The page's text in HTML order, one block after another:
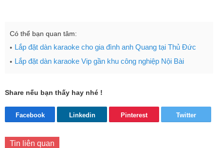
Có thể bạn quan tâm:
Lắp đặt dàn karaoke cho gia đình anh Quang tại Thủ Đức
Lắp đặt dàn karaoke Vip gần khu công nghiệp Nội Bài
Share nếu bạn thấy hay nhé !
Facebook Linkedin Pinterest Twitter
Tin liên quan